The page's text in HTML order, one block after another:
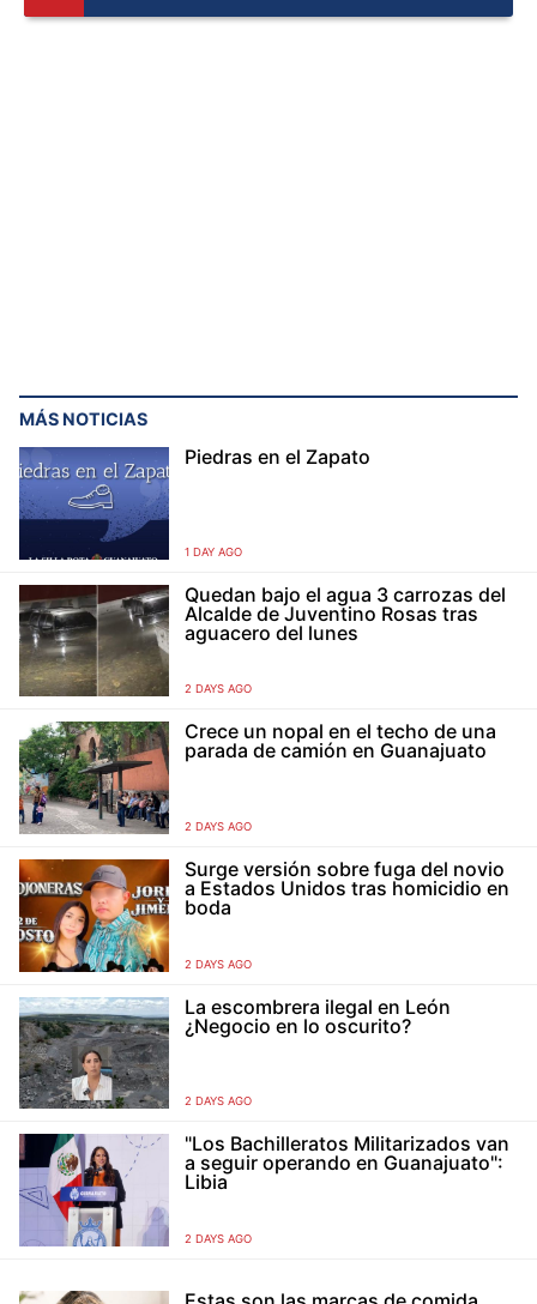
MÁS NOTICIAS
Piedras en el Zapato
1 DAY AGO
Quedan bajo el agua 3 carrozas del
Alcalde de Juventino Rosas tras
aguacero del lunes
2 DAYS AGO
Crece un nopal en el techo de una
parada de camión en Guanajuato
2 DAYS AGO
Surge versión sobre fuga del novio
a Estados Unidos tras homicidio en
boda
2 DAYS AGO
La escombrera ilegal en León
¿Negocio en lo oscurito?
2 DAYS AGO
"Los Bachilleratos Militarizados van
a seguir operando en Guanajuato":
Libia
2 DAYS AGO